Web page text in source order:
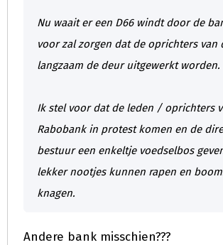
Nu waait er een D66 windt door de
voor zal zorgen dat de oprichters van
langzaam de deur uitgewerkt worden.
Ik stel voor dat de leden / oprichters
Rabobank in protest komen en de
bestuur een enkeltje voedselbos
lekker nootjes kunnen rapen en
knagen.
Andere bank misschien???